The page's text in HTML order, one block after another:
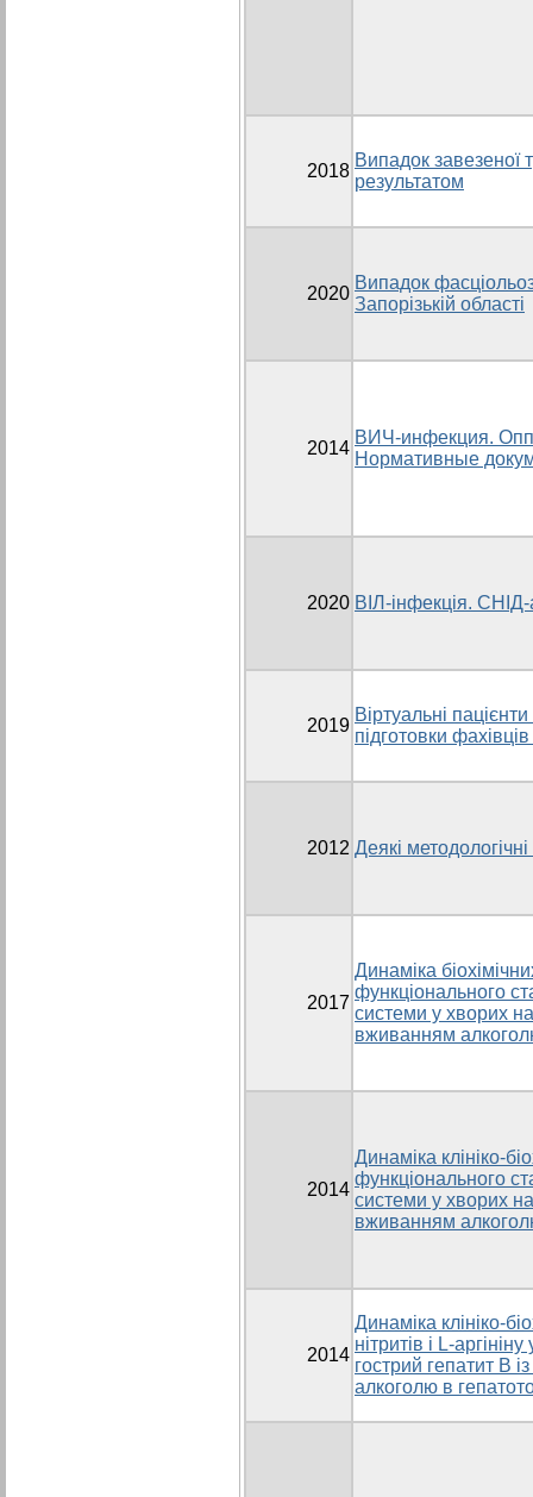
2018
Випадок завезеної
результатом
2020
Випадок
Запорізькій області
2014
ВИЧ-инфекция.
Нормативные
2020 ВІЛ-інфекція. СНІД-
2019
Віртуальні
підготовки
2012 Деякі
2017
Динаміка
функціонального
системи у хворих
вживанням
2014
Динаміка клініко-
функціонального
системи у хворих
вживанням
2014
Динаміка клініко-
нітритів і L-
гострий гепатит В
алкоголю в